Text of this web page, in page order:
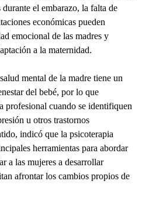
el embarazo, la falta de
económicas pueden
emocional de las madres y
a la maternidad.
mental de la madre tiene un
del bebé, por lo que
profesional cuando se identifiquen
u otros trastornos
indicó que la psicoterapia
herramientas para abordar
a las mujeres a desarrollar
afrontar los cambios propios de